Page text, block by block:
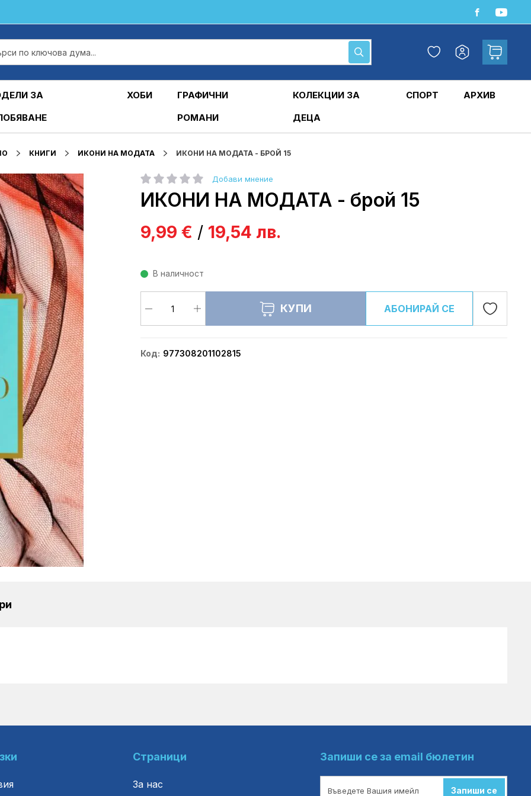
Търсене
Любими
Кошница
ЗА
ХОБИ
ГРАФИЧНИ
РОМАНИ
КОЛЕКЦИИ ЗА
ДЕЦА
СПОРТ АРХИВ
КНИГИ ИКОНИ НА МОДАТА ИКОНИ НА МОДАТА - БРОЙ 15
ИКОНИ НА МОДАТА - брой 15
рейтинг: Добави мнение
9,99 € / 19,54 лв.
В наличност
КУПИ АБОНИРАЙ СЕ
Код 977308201102815
Страници
За нас
Запиши се за email бюлетин
Запиши се